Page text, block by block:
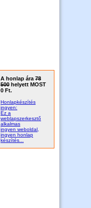
A honlap ára 78
500 helyett MOST
0 Ft.
Honlapkészítés
ingyen:
Ez a
weblapszerkesztő
alkalmas
ingyen weboldal,
ingyen honlap
készítés...